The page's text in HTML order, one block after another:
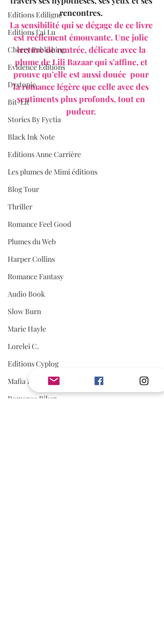
Editions Ediligne
Editions J'ai Lu
Cherry Publishing
Evidence Editions
Dystopie
Bit-Lit
Stories By Fyctia
Black Ink Note
Editions Anne Carrière
Les plumes de Mimi éditions
Blog Tour
Thriller
Romance Feel Good
Plumes du Web
Harper Collins
Romance Fantasy
Audio Book
Slow Burn
Marie Hayle
Lorelei C.
Editions Cyplog
Mafia Romance
Romance Biker
rencontres.
La sensibilité qui se dégage de ce livre
est réellement émouvante. Une jolie
lecture de rentrée, délicate avec la
plume de Lili Bazaar qui s’affine, et
prouve qu’elle est aussi douée  pour
la romance légère que celle avec des
sentiments plus profonds, tout en
pudeur.